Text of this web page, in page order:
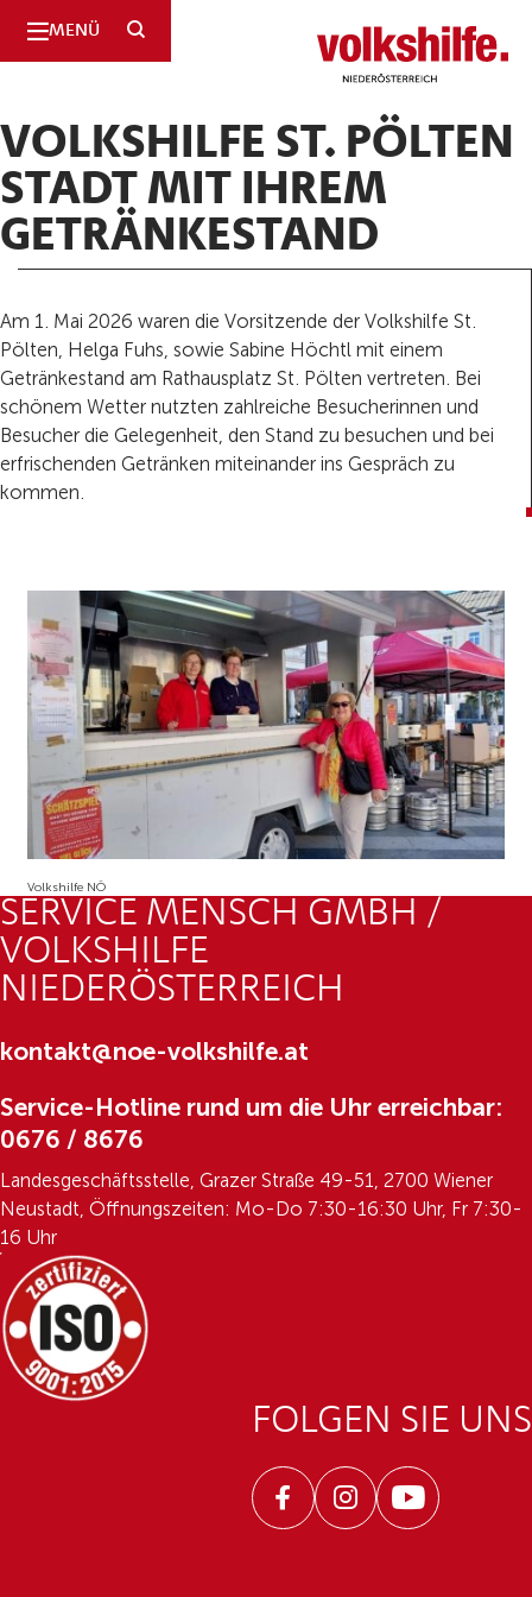
MENÜ SUCHE Niederösterreich
VOLKSHILFE ST. PÖLTEN
STADT MIT IHREM
GETRÄNKESTAND
Am 1. Mai 2026 waren die Vorsitzende der Volkshilfe St.
Pölten, Helga Fuhs, sowie Sabine Höchtl mit einem
Getränkestand am Rathausplatz St. Pölten vertreten. Bei
schönem Wetter nutzten zahlreiche Besucherinnen und
Besucher die Gelegenheit, den Stand zu besuchen und bei
erfrischenden Getränken miteinander ins Gespräch zu
kommen.
Volkshilfe NÖ
SERVICE MENSCH GMBH /
VOLKSHILFE
NIEDERÖSTERREICH
kontakt@noe-volkshilfe.at
Service-Hotline rund um die Uhr erreichbar:
0676 / 8676
Landesgeschäftsstelle, Grazer Straße 49-51, 2700 Wiener
Neustadt, Öffnungszeiten: Mo-Do 7:30-16:30 Uhr, Fr 7:30-
16 Uhr
FOLGEN SIE UNS
FacebookInstagramYoutube